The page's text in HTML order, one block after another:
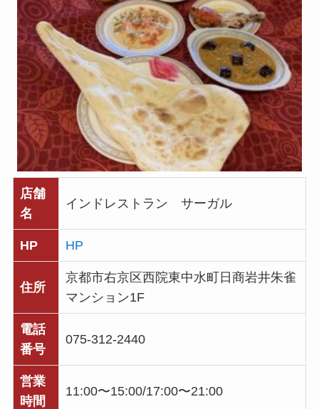
店舗
名
インドレストラン サーガル
HP HP
住所
京都市右京区西院東中水町日商岩井朱雀
マンション1F
電話
番号
075-312-2440
営業
時間
11:00〜15:00/17:00〜21:00